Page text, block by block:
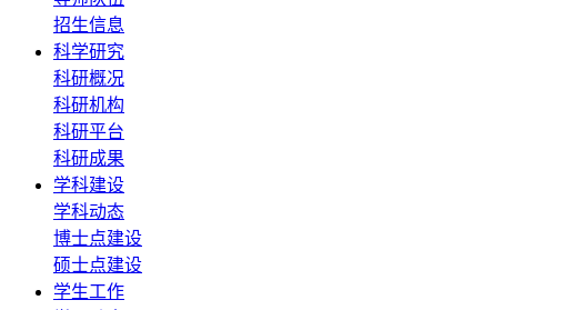
招生信息
科学研究
科研概况
科研机构
科研平台
科研成果
学科建设
学科动态
博士点建设
硕士点建设
学生工作